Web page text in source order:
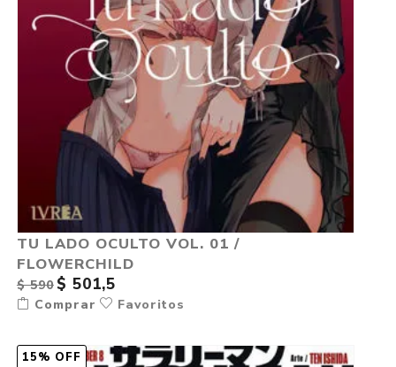
TU LADO OCULTO VOL. 01 /
FLOWERCHILD
$ 590 $ 501,5
Comprar Favoritos
15% OFF